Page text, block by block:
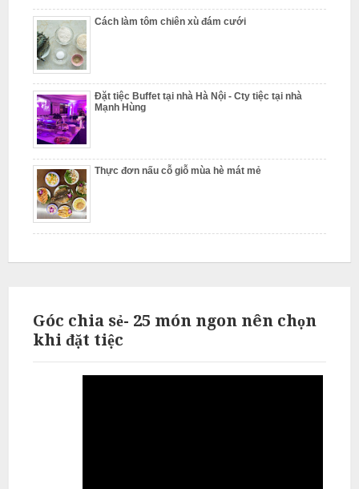
Cách làm tôm chiên xù đám cưới
Đặt tiệc Buffet tại nhà Hà Nội - Cty tiệc tại nhà
Mạnh Hùng
Thực đơn nấu cỗ giỗ mùa hè mát mẻ
Góc chia sẻ- 25 món ngon nên chọn
khi đặt tiệc